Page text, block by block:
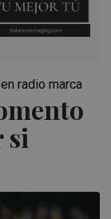
si
radio marca